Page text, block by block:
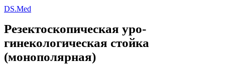
DS.Med
Резектоскопическая уро-
гинекологическая стойка
(монополярная)